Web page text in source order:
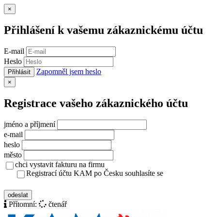
×
Přihlášení k vašemu zákaznickému účtu
E-mail
Heslo
Přihlásit Zapomněl jsem heslo
×
Registrace vašeho zákaznického účtu
jméno a příjmení
e-mail
heslo
město
chci vystavit fakturu na firmu
Registrací účtu KAM po Česku souhlasíte se
odeslat
Přítomní: čtenář